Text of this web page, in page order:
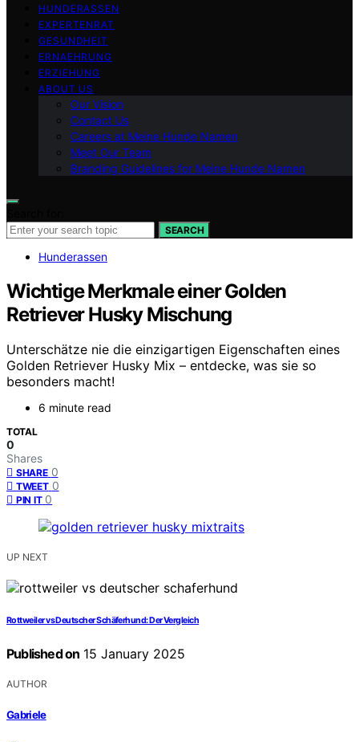
HUNDERASSEN
EXPERTENRAT
GESUNDHEIT
ERNAEHRUNG
ERZIEHUNG
ABOUT US
Our Vision
Contact Us
Careers at Meine Hunde Namen
Meet Our Team
Branding Guidelines for Meine Hunde Namen
SEARCH
Hunderassen
Wichtige Merkmale einer Golden
Retriever Husky Mischung
Unterschätze nie die einzigartigen Eigenschaften eines
Golden Retriever Husky Mix – entdecke, was sie so
besonders macht!
6 minute read
TOTAL
0
Shares
SHARE 0
TWEET 0
PIN IT 0
UP NEXT
Rottweiler vs Deutscher Schäferhund: Der Vergleich
Published on 15 January 2025
AUTHOR
Gabriele